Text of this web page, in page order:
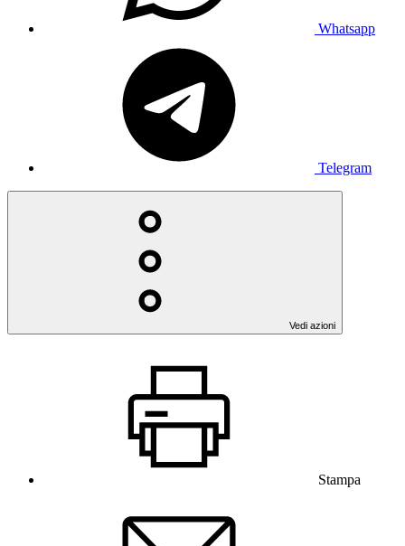
Whatsapp
Telegram
Vedi azioni
Stampa